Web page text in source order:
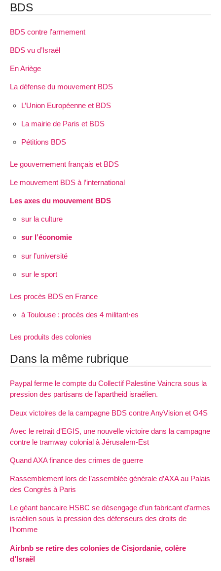
BDS
BDS contre l’armement
BDS vu d’Israël
En Ariège
La défense du mouvement BDS
L’Union Européenne et BDS
La mairie de Paris et BDS
Pétitions BDS
Le gouvernement français et BDS
Le mouvement BDS à l’international
Les axes du mouvement BDS
sur la culture
sur l’économie
sur l’université
sur le sport
Les procès BDS en France
à Toulouse : procès des 4 militant·es
Les produits des colonies
Dans la même rubrique
Paypal ferme le compte du Collectif Palestine Vaincra sous la
pression des partisans de l’apartheid israélien.
Deux victoires de la campagne BDS contre AnyVision et G4S
Avec le retrait d’EGIS, une nouvelle victoire dans la campagne
contre le tramway colonial à Jérusalem-Est
Quand AXA finance des crimes de guerre
Rassemblement lors de l’assemblée générale d’AXA au Palais
des Congrès à Paris
Le géant bancaire HSBC se désengage d’un fabricant d’armes
israélien sous la pression des défenseurs des droits de
l’homme
Airbnb se retire des colonies de Cisjordanie, colère
d’Israël